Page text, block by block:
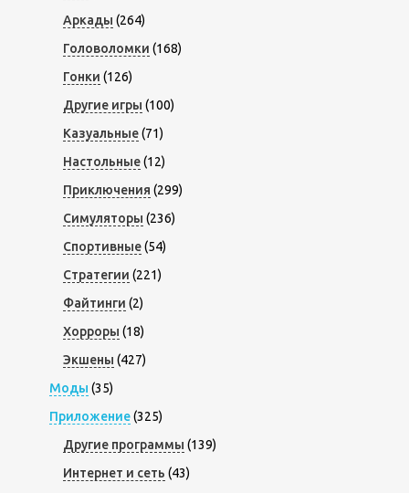
Аркады (264)
Головоломки (168)
Гонки (126)
Другие игры (100)
Казуальные(71)
Настольные(12)
Приключения (299)
Симуляторы (236)
Спортивные(54)
Стратегии (221)
Файтинги (2)
Хорроры (18)
Экшены (427)
Моды (35)
Приложение(325)
Другие программы (139)
Интернет и сеть (43)